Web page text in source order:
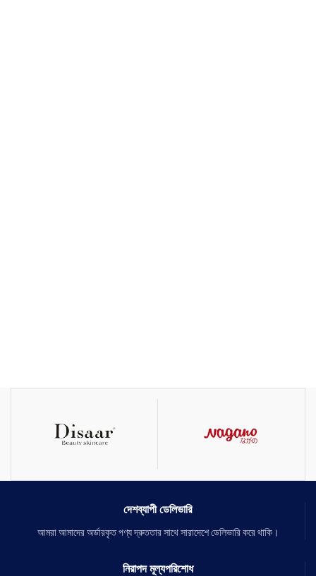
দেশব্যাপী ডেলিভারি
আমরা আমাদের অর্ডারকৃত পণ্য দ্রুততার সাথে সারাদেশে ডেলিভারি করে থাকি।
নিরাপদ মূল্যপরিশোধ